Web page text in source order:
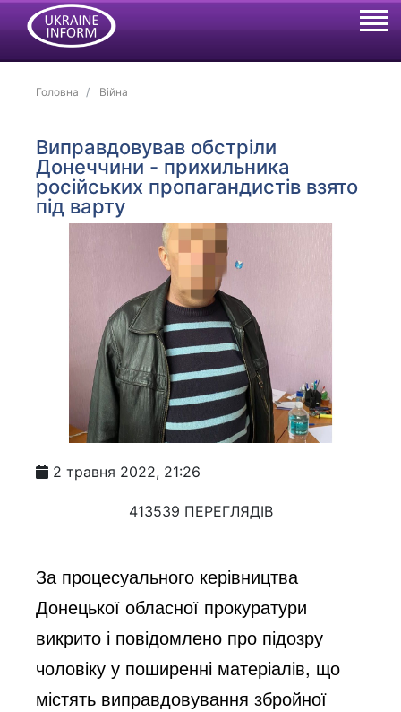
Головна Війна
Виправдовував обстріли
Донеччини - прихильника
російських пропагандистів взято
під варту
2 травня 2022, 21:26
413539 ПЕРЕГЛЯДІВ
За процесуального керівництва
Донецької обласної прокуратури
викрито і повідомлено про підозру
чоловіку у поширенні матеріалів, що
містять виправдовування збройної